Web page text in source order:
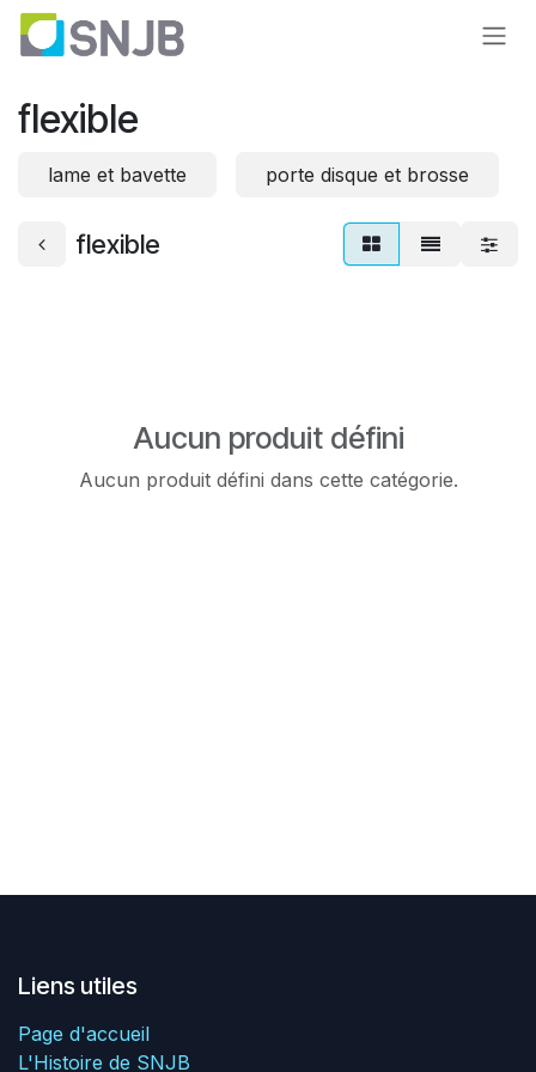
Se rendre au contenu
flexible
lame et bavette porte disque et brosse
flexible
Aucun produit défini
Aucun produit défini dans cette catégorie.
Liens utiles
Page d'accueil
L'Histoire de SNJB